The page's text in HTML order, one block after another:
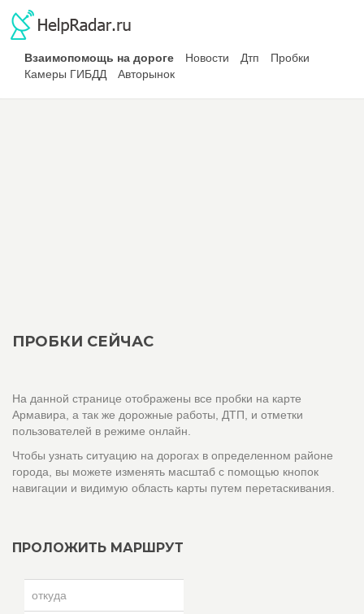
Взаимопомощь на дороге Новости Дтп
Пробки
Камеры ГИБДД
Авторынок
ПРОБКИ СЕЙЧАС
На данной странице отображены все пробки на карте
Армавира, а так же дорожные работы, ДТП, и отметки
пользователей в режиме онлайн.
Чтобы узнать ситуацию на дорогах в определенном районе
города, вы можете изменять масштаб с помощью кнопок
навигации и видимую область карты путем перетаскивания.
ПРОЛОЖИТЬ МАРШРУТ